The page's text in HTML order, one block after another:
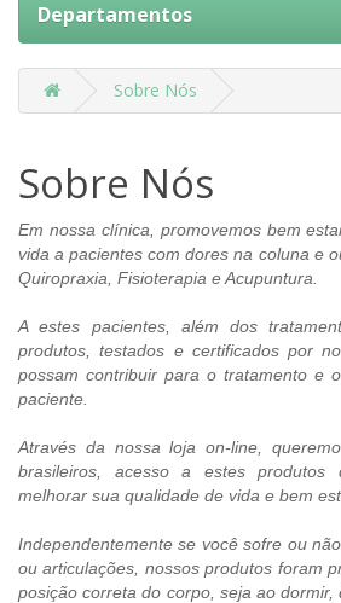
Departamentos
Sobre Nós
Sobre Nós
Em nossa clínica, promovemos bem
vida a pacientes com dores na coluna e
Quiropraxia, Fisioterapia e Acupuntura.
A estes pacientes, além dos
produtos, testados e certificados por
possam contribuir para o tratamento e
paciente.
Através da nossa loja on-line,
brasileiros, acesso a estes produtos
melhorar sua qualidade de vida e bem
Independentemente se você sofre ou
ou articulações, nossos produtos foram
posição correta do corpo, seja ao dormir,